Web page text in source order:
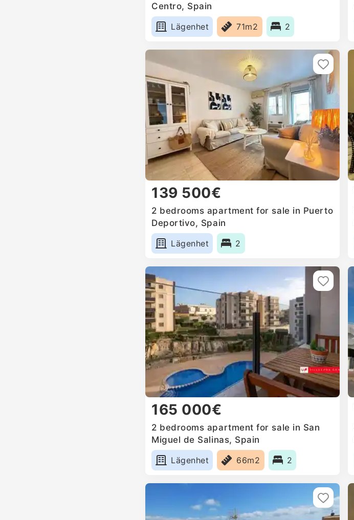
Centro, Spain
Lägenhet
71m2 2
139 500€
2 bedrooms apartment for sale in Puerto
Deportivo, Spain
Lägenhet
2
165 000€
2 bedrooms apartment for sale in San
Miguel de Salinas, Spain
Lägenhet
66m2 2